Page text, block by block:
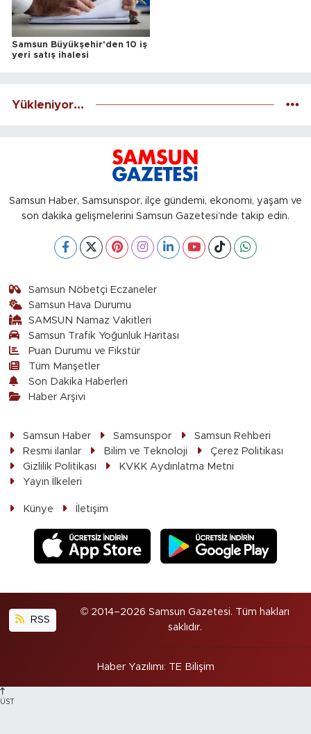
Samsun Büyükşehir'den 10 iş
yeri satış ihalesi
Yükleniyor...
Samsun Haber, Samsunspor, ilçe gündemi, ekonomi, yaşam ve
son dakika gelişmelerini Samsun Gazetesi’nde takip edin.
Samsun Nöbetçi Eczaneler
Samsun Hava Durumu
SAMSUN Namaz Vakitleri
Samsun Trafik Yoğunluk Haritası
Puan Durumu ve Fikstür
Tüm Manşetler
Son Dakika Haberleri
Haber Arşivi
Samsun Haber Samsunspor
Samsun Rehberi
Resmi ilanlar
Bilim ve Teknoloji
Çerez Politikası
Gizlilik Politikası
KVKK Aydınlatma Metni
Yayın İlkeleri
Künye İletişim
RSS
© 2014–2026 Samsun Gazetesi. Tüm hakları
saklıdır.
Haber Yazılımı: TE Bilişim
ÜST